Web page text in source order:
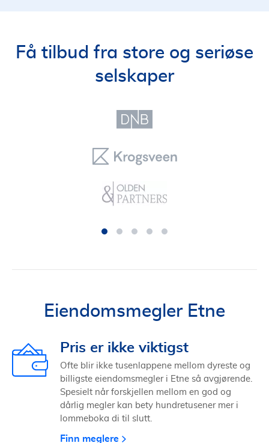
Få tilbud fra store og seriøse
selskaper
Eiendomsmegler Etne
Pris er ikke viktigst
Ofte blir ikke tusenlappene mellom dyreste og
billigste eiendomsmegler i Etne så avgjørende.
Spesielt når forskjellen mellom en god og
dårlig megler kan bety hundretusener mer i
lommeboka di til slutt.
Finn meglere